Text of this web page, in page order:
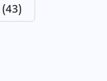
(43)